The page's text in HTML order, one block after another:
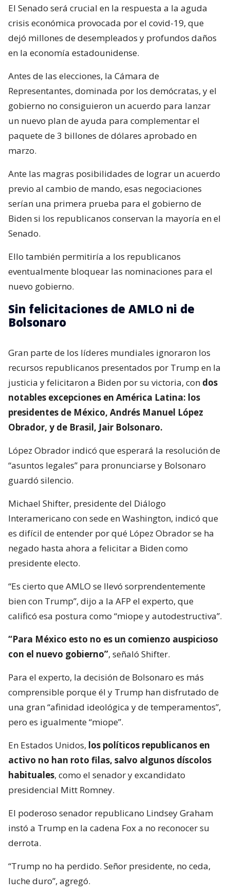
El Senado será crucial en la respuesta a la aguda
crisis económica provocada por el covid-19, que
dejó millones de desempleados y profundos daños
en la economía estadounidense.
Antes de las elecciones, la Cámara de
Representantes, dominada por los demócratas, y el
gobierno no consiguieron un acuerdo para lanzar
un nuevo plan de ayuda para complementar el
paquete de 3 billones de dólares aprobado en
marzo.
Ante las magras posibilidades de lograr un acuerdo
previo al cambio de mando, esas negociaciones
serían una primera prueba para el gobierno de
Biden si los republicanos conservan la mayoría en el
Senado.
Ello también permitiría a los republicanos
eventualmente bloquear las nominaciones para el
nuevo gobierno.
Sin felicitaciones de AMLO ni de
Bolsonaro
Gran parte de los líderes mundiales ignoraron los
recursos republicanos presentados por Trump en la
justicia y felicitaron a Biden por su victoria, con dos
notables excepciones en América Latina: los
presidentes de México, Andrés Manuel López
Obrador, y de Brasil, Jair Bolsonaro.
López Obrador indicó que esperará la resolución de
“asuntos legales” para pronunciarse y Bolsonaro
guardó silencio.
Michael Shifter, presidente del Diálogo
Interamericano con sede en Washington, indicó que
es difícil de entender por qué López Obrador se ha
negado hasta ahora a felicitar a Biden como
presidente electo.
“Es cierto que AMLO se llevó sorprendentemente
bien con Trump”, dijo a la AFP el experto, que
calificó esa postura como “miope y autodestructiva”.
“Para México esto no es un comienzo auspicioso
con el nuevo gobierno”, señaló Shifter.
Para el experto, la decisión de Bolsonaro es más
comprensible porque él y Trump han disfrutado de
una gran “afinidad ideológica y de temperamentos”,
pero es igualmente “miope”.
En Estados Unidos, los políticos republicanos en
activo no han roto filas, salvo algunos díscolos
habituales, como el senador y excandidato
presidencial Mitt Romney.
El poderoso senador republicano Lindsey Graham
instó a Trump en la cadena Fox a no reconocer su
derrota.
“Trump no ha perdido. Señor presidente, no ceda,
luche duro”, agregó.